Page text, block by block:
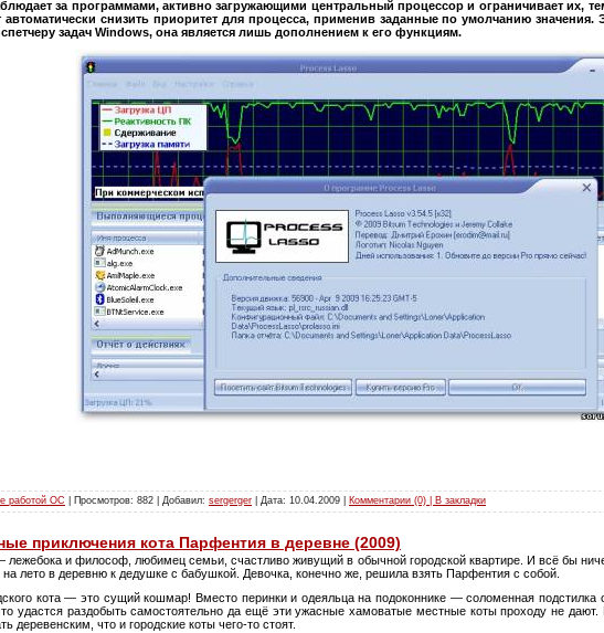
за программами, активно загружающими центральный процессор и ограничивает их,
снизить приоритет для процесса, применив заданные по умолчанию значения.
задач Windows, она является лишь дополнением к его функциям.
работой ОС | Просмотров: 882 | Добавил: sergerger | Дата: 10.04.2009 Комментарии (0) | В закладки
приключения кота Парфентия в деревне (2009)
лежебока и философ, любимец семьи, счастливо живущий в обычной городской квартире. И всё бы
лето в деревню к дедушке с бабушкой. Девочка, конечно же, решила взять Парфентия с собой.
кота — это сущий кошмар! Вместо перинки и одеяльца на подоконнике — соломенная подстилка
удастся раздобыть самостоятельно да ещё эти ужасные хамоватые местные коты проходу не
деревенским, что и городские коты чего-то стоят.